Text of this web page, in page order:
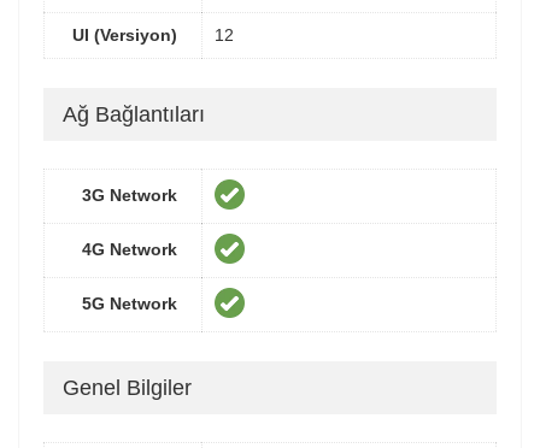
UI (Versiyon) 12
Ağ Bağlantıları
3G Network
4G Network
5G Network
Genel Bilgiler